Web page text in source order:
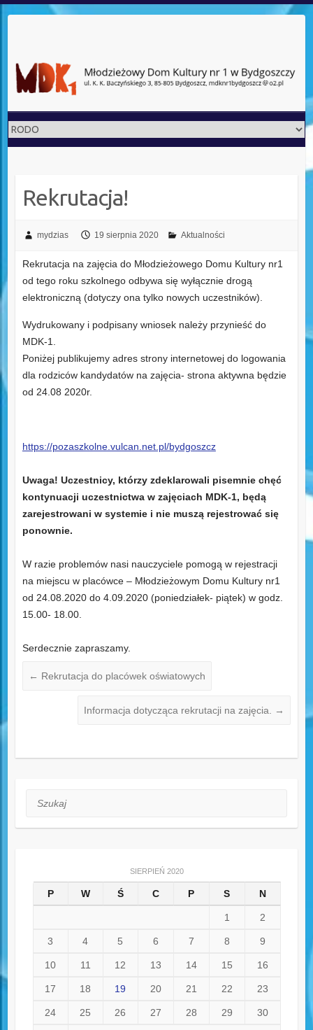
Rekrutacja!
mydzias 19 sierpnia 2020 Aktualności
Rekrutacja na zajęcia do Młodzieżowego Domu Kultury nr1
od tego roku szkolnego odbywa się wyłącznie drogą
elektroniczną (dotyczy ona tylko nowych uczestników).
Wydrukowany i podpisany wniosek należy przynieść do
MDK-1.
Poniżej publikujemy adres strony internetowej do logowania
dla rodziców kandydatów na zajęcia- strona aktywna będzie
od 24.08 2020r.
https://pozaszkolne.vulcan.net.pl/bydgoszcz
Uwaga! Uczestnicy, którzy zdeklarowali pisemnie chęć
kontynuacji uczestnictwa w zajęciach MDK-1, będą
zarejestrowani w systemie i nie muszą rejestrować się
ponownie.
W razie problemów nasi nauczyciele pomogą w rejestracji
na miejscu w placówce – Młodzieżowym Domu Kultury nr1
od 24.08.2020 do 4.09.2020 (poniedziałek- piątek) w godz.
15.00- 18.00.
Serdecznie zapraszamy.
← Rekrutacja do placówek oświatowych
Informacja dotycząca rekrutacji na zajęcia. →
Szukaj
SIERPIEŃ 2020
P W Ś C P S N
1 2
3 4 5 6 7 8 9
10 11 12 13 14 15 16
17 18 19 20 21 22 23
24 25 26 27 28 29 30